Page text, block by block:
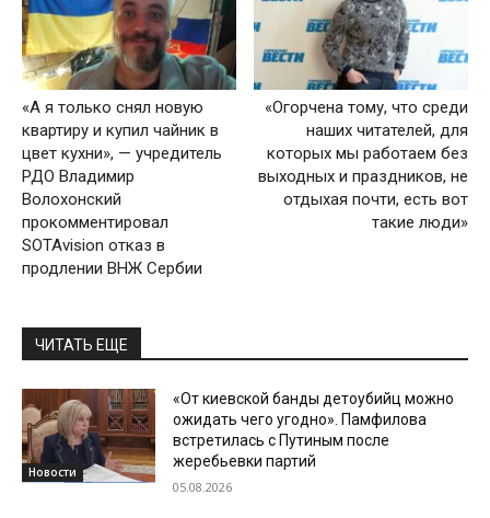
«А я только снял новую
квартиру и купил чайник в
цвет кухни», — учредитель
РДО Владимир
Волохонский
прокомментировал
SOTAvision отказ в
продлении ВНЖ Сербии
«Огорчена тому, что среди
наших читателей, для
которых мы работаем без
выходных и праздников, не
отдыхая почти, есть вот
такие люди»
ЧИТАТЬ ЕЩЕ
Новости
«От киевской банды детоубийц можно
ожидать чего угодно». Памфилова
встретилась с Путиным после
жеребьевки партий
05.08.2026